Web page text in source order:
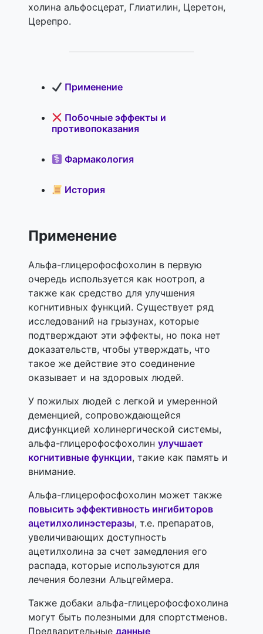
холина альфосцерат, Глиатилин, Церетон,
Церепро.
Применение
Побочные эффекты и
противопоказания
Фармакология
История
Применение
Альфа-глицерофосфохолин в первую
очередь используется как ноотроп, а
также как средство для улучшения
когнитивных функций. Существует ряд
исследований на грызунах, которые
подтверждают эти эффекты, но пока нет
доказательств, чтобы утверждать, что
такое же действие это соединение
оказывает и на здоровых людей.
У пожилых людей с легкой и умеренной
деменцией, сопровождающейся
дисфункцией холинергической системы,
альфа-глицерофосфохолин улучшает
когнитивные функции, такие как память и
внимание.
Альфа-глицерофосфохолин может также
повысить эффективность ингибиторов
ацетилхолинэстеразы, т.е. препаратов,
увеличивающих доступность
ацетилхолина за счет замедления его
распада, которые используются для
лечения болезни Альцгеймера.
Также добаки альфа-глицерофосфохолина
могут быть полезными для спортстменов.
Предварительные данные